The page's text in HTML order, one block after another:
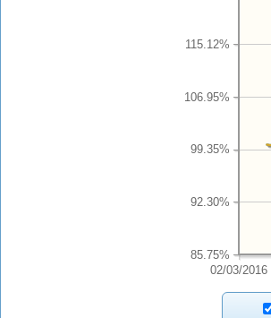
02/03/2016
85.75%
92.30%
99.35%
106.95%
115.12%